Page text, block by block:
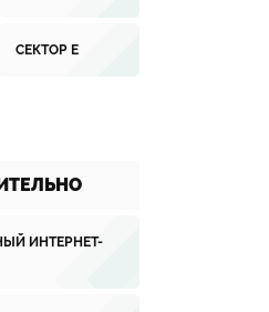
СЕКТОР Е
ИНТЕРНЕТ-